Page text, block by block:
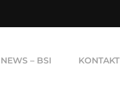
NEWS – BSI KONTAKT